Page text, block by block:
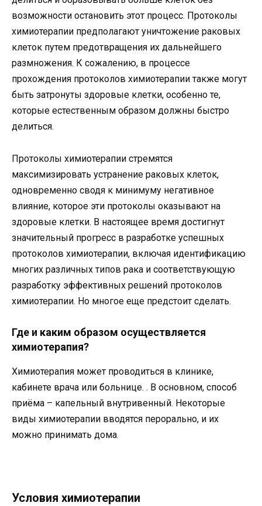
возможности остановить этот процесс. Протоколы
химиотерапии предполагают уничтожение раковых
клеток путем предотвращения их дальнейшего
размножения. К сожалению, в процессе
прохождения протоколов химиотерапии также могут
быть затронуты здоровые клетки, особенно те,
которые естественным образом должны быстро
делиться.
Протоколы химиотерапии стремятся
максимизировать устранение раковых клеток,
одновременно сводя к минимуму негативное
влияние, которое эти протоколы оказывают на
здоровые клетки. В настоящее время достигнут
значительный прогресс в разработке успешных
протоколов химиотерапии, включая идентификацию
многих различных типов рака и соответствующую
разработку эффективных решений протоколов
химиотерапии. Но многое еще предстоит сделать.
Где и каким образом осуществляется
химиотерапия?
Химиотерапия может проводиться в клинике,
кабинете врача или больнице. . В основном, способ
приёма – капельный внутривенный. Некоторые
виды химиотерапии вводятся перорально, и их
можно принимать дома.
Условия химиотерапии